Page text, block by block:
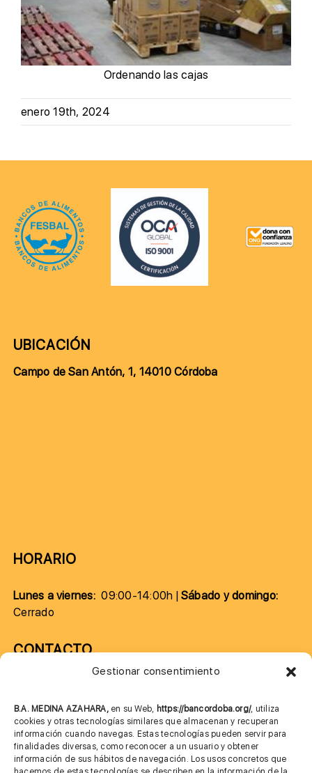
Gestionar consentimiento
B.A. MEDINA AZAHARA, en su Web, https://bancordoba.org/, utiliza
cookies y otras tecnologías similares que almacenan y recuperan
información cuando navegas. Estas tecnologías pueden servir para
finalidades diversas, como reconocer a un usuario y obtener
información de sus hábitos de navegación. Los usos concretos que
Ordenando las cajas
enero 19th, 2024
UBICACIÓN
Campo de San Antón, 1, 14010 Córdoba
HORARIO
Lunes a viernes:09:00-14:00h |Sábado y domingo:
Cerrado
CONTACTO
685 901 226
MÁS INFORMACIÓN